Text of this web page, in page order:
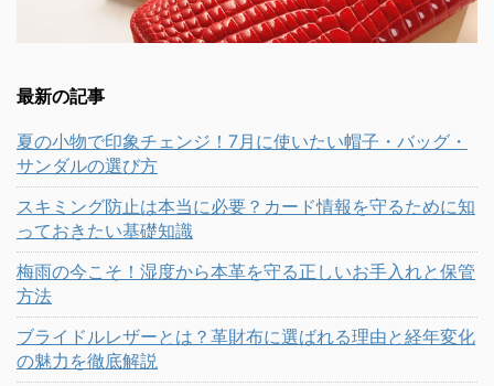
最新の記事
夏の小物で印象チェンジ！7月に使いたい帽子・バッグ・
サンダルの選び方
スキミング防止は本当に必要？カード情報を守るために知
っておきたい基礎知識
梅雨の今こそ！湿度から本革を守る正しいお手入れと保管
方法
ブライドルレザーとは？革財布に選ばれる理由と経年変化
の魅力を徹底解説